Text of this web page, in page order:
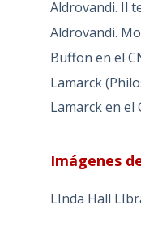
Aldrovandi. Il
Aldrovandi.
Buffon en el
Lamarck
Lamarck en el
Imágenes
LInda Hall